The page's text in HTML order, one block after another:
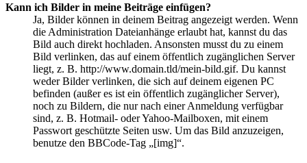
Kann ich Bilder in meine Beiträge einfügen?
Ja, Bilder können in deinem Beitrag angezeigt werden. Wenn
die Administration Dateianhänge erlaubt hat, kannst du das
Bild auch direkt hochladen. Ansonsten musst du zu einem
Bild verlinken, das auf einem öffentlich zugänglichen Server
liegt, z. B. http://www.domain.tld/mein-bild.gif. Du kannst
weder Bilder verlinken, die sich auf deinem eigenen PC
befinden (außer es ist ein öffentlich zugänglicher Server),
noch zu Bildern, die nur nach einer Anmeldung verfügbar
sind, z. B. Hotmail- oder Yahoo-Mailboxen, mit einem
Passwort geschützte Seiten usw. Um das Bild anzuzeigen,
benutze den BBCode-Tag „[img]“.